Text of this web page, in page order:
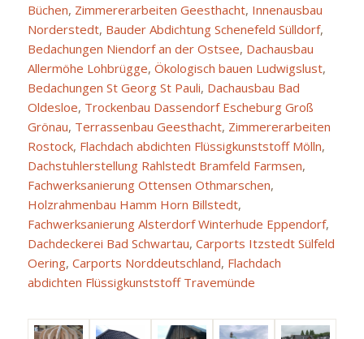
Büchen, Zimmererarbeiten Geesthacht, Innenausbau
Norderstedt, Bauder Abdichtung Schenefeld Sülldorf,
Bedachungen Niendorf an der Ostsee, Dachausbau
Allermöhe Lohbrügge, Ökologisch bauen Ludwigslust,
Bedachungen St Georg St Pauli, Dachausbau Bad
Oldesloe, Trockenbau Dassendorf Escheburg Groß
Grönau, Terrassenbau Geesthacht, Zimmererarbeiten
Rostock, Flachdach abdichten Flüssigkunststoff Mölln,
Dachstuhlerstellung Rahlstedt Bramfeld Farmsen,
Fachwerksanierung Ottensen Othmarschen,
Holzrahmenbau Hamm Horn Billstedt,
Fachwerksanierung Alsterdorf Winterhude Eppendorf,
Dachdeckerei Bad Schwartau, Carports Itzstedt Sülfeld
Oering, Carports Norddeutschland, Flachdach
abdichten Flüssigkunststoff Travemünde